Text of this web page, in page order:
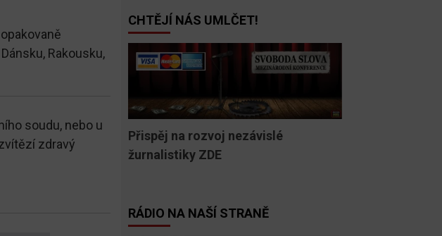
Rakousku,
soudu, nebo u
zdravý
CHTĚJÍ NÁS UMLČET!
Přispěj na rozvoj nezávislé
žurnalistiky ZDE
RÁDIO NA NAŠÍ STRANĚ